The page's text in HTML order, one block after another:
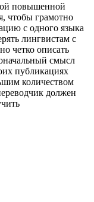
повышенной
чтобы грамотно
с одного языка
лингвистам с
четко описать
смысл
публикациях
количеством
должен